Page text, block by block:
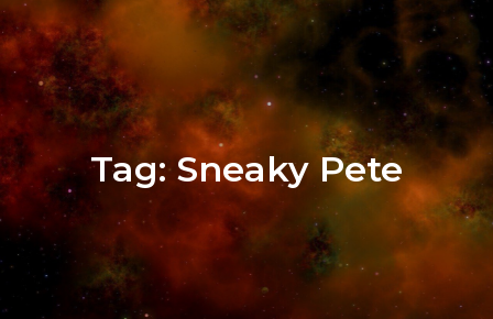
Tag:Sneaky Pete